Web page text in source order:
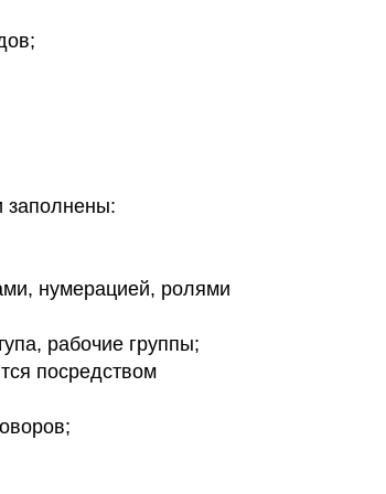
заполнены:
нумерацией, ролями
рабочие группы;
посредством